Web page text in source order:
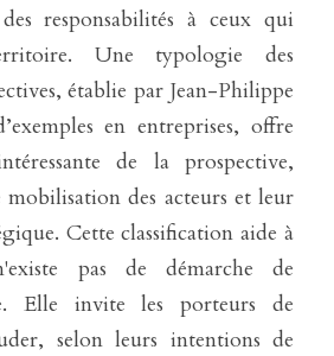
responsabilités à ceux qui
Une typologie des
établie par Jean-Philippe
en entreprises, offre
de la prospective,
des acteurs et leur
Cette classification aide à
pas de démarche de
Elle invite les porteurs de
selon leurs intentions de